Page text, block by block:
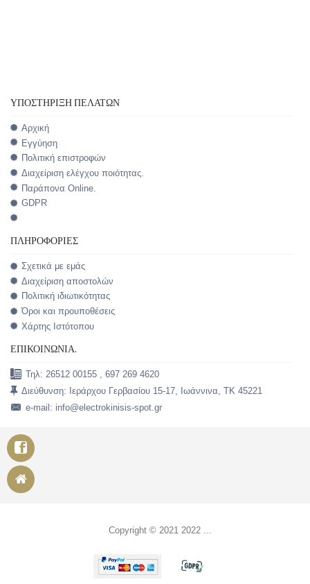
ΥΠΟΣΤΉΡΙΞΗ ΠΕΛΑΤΏΝ
Αρχική
Εγγύηση
Πολιτική επιστροφών
Διαχείριση ελέγχου ποιότητας.
Παράπονα Online.
GDPR
ΠΛΗΡΟΦΟΡΊΕΣ
Σχετικά με εμάς
Διαχείριση αποστολών
Πολιτική ιδιωτικότητας
Όροι και προυποθέσεις
Χάρτης Ιστότοπου
ΕΠΙΚΟΙΝΩΝΊΑ.
Τηλ: 26512 00155 , 697 269 4620
Διεύθυνση: Ιεράρχου Γερβασίου 15-17, Ιωάννινα, TK 45221
e-mail: info@electrokinisis-spot.gr
Copyright © 2021 2022 ...